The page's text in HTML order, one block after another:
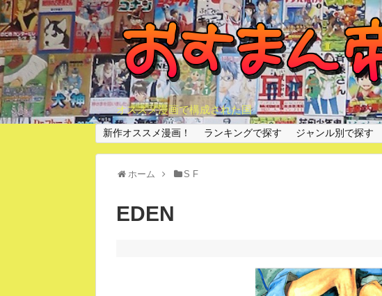
オススメ漫画で構成された国
新作オススメ漫画！ ランキングで探す ジャンル別で探す
ホーム S F
EDEN